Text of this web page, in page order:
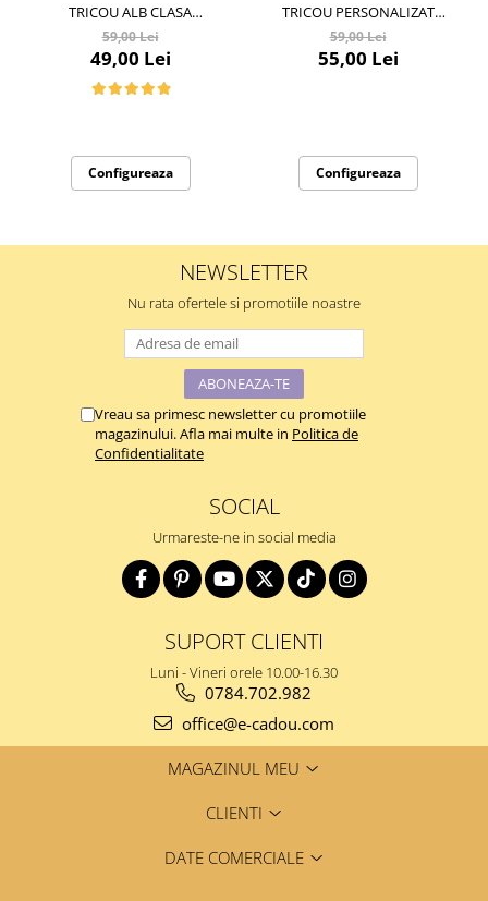
TRICOU ALB CLASA
ROMANASILOR PRIMA ZI DE
GRADINITA SAU SCOALA DIN
BUMBAC ABS1133
59,00 Lei
49,00 Lei
Configureaza
TRICOU PERSONALIZAT
ABSOLVIRE CU STRUMFII CEI
ISTETI
59,00 Lei
55,00 Lei
Configureaza
NEWSLETTER
Nu rata ofertele si promotiile noastre
Vreau sa primesc newsletter cu promotiile
magazinului. Afla mai multe in Politica de
Confidentialitate
SOCIAL
Urmareste-ne in social media
SUPORT CLIENTI
Luni - Vineri orele 10.00-16.30
0784.702.982
office@e-cadou.com
MAGAZINUL MEU
CLIENTI
DATE COMERCIALE